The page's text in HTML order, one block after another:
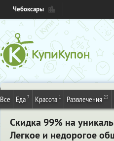
Чебоксары
Все Еда 7 Красота 1 Развлечения 25
Скидка 99% на
Легкое и недорогое